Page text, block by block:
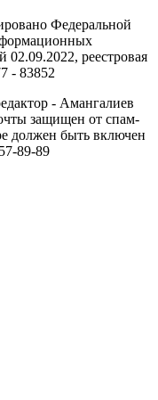
Федеральной
реестровая
- 83852
- Амангалиев
защищен от спам-
должен быть включен
89-89